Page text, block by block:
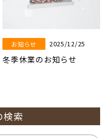
お知らせ 2025/12/25
冬季休業のお知らせ
検索